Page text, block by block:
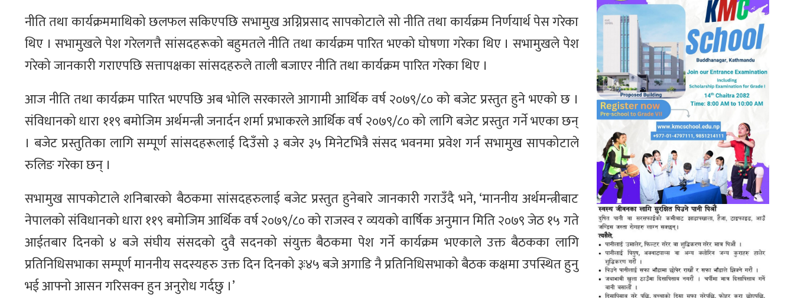
नीति तथा कार्यक्रममाथिको छलफल सकिएपछि सभामुख अग्निप्रसाद सापकोटाले सो नीति तथा कार्यक्रम निर्णयार्थ पेस गरेका
थिए । सभामुखले पेश गरेलगत्तै सांसदहरूको बहुमतले नीति तथा कार्यक्रम पारित भएको घोषणा गरेका थिए । सभामुखले पेश
गरेको जानकारी गराएपछि सत्तापक्षका सांसदहरुले ताली बजाएर नीति तथा कार्यक्रम पारित गरेका थिए ।
आज नीति तथा कार्यक्रम पारित भएपछि अब भोलि सरकारले आगामी आर्थिक वर्ष २०७९/८० को बजेट प्रस्तुत हुने भएको छ ।
संविधानको धारा ११९ बमाेजिम अर्थमन्त्री जनार्दन शर्मा प्रभाकरले आर्थिक वर्ष २०७९/८० को लागि बजेट प्रस्तुत गर्ने भएका छन्
। बजेट प्रस्तुतिका लागि सम्पूर्ण सांसदहरूलाई दिउँसो ३ बजेर ३५ मिनेटभित्रै संसद भवनमा प्रवेश गर्न सभामुख सापकोटाले
रुलिङ गरेका छन् ।
सभामुख सापकोटाले शनिबारको बैठकमा सांसदहरुलाई बजेट प्रस्तुत हुनेबारे जानकारी गराउँदै भने, ‘माननीय अर्थमन्त्रीबाट
नेपालको संविधानको धारा ११९ बमोजिम आर्थिक वर्ष २०७९/८० को राजस्व र व्ययको वार्षिक अनुमान मिति २०७९ जेठ १५ गते
आईतबार दिनको ४ बजे संघीय संसदको दुवै सदनको संयुक्त बैठकमा पेश गर्ने कार्यक्रम भएकाले उक्त बैठकका लागि
प्रतिनिधिसभाका सम्पूर्ण माननीय सदस्यहरु उक्त दिन दिनको ३ः४५ बजे अगाडि नै प्रतिनिधिसभाको बैठक कक्षमा उपस्थित हुनु
भई आफ्नो आसन गरिसक्न हुन अनुरोध गर्दछु ।’